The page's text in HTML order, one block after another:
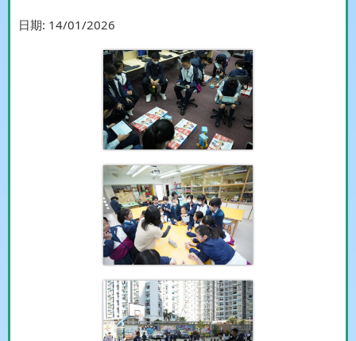
日期: 14/01/2026